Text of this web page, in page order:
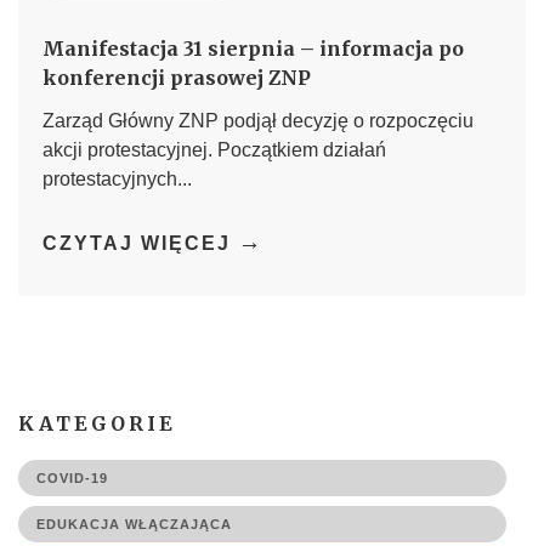
Manifestacja 31 sierpnia – informacja po
konferencji prasowej ZNP
Zarząd Główny ZNP podjął decyzję o rozpoczęciu
akcji protestacyjnej. Początkiem działań
protestacyjnych...
CZYTAJ WIĘCEJ →
KATEGORIE
COVID-19
EDUKACJA WŁĄCZAJĄCA